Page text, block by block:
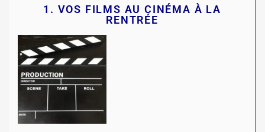
1. VOS FILMS AU CINÉMA À LA
RENTRÉE